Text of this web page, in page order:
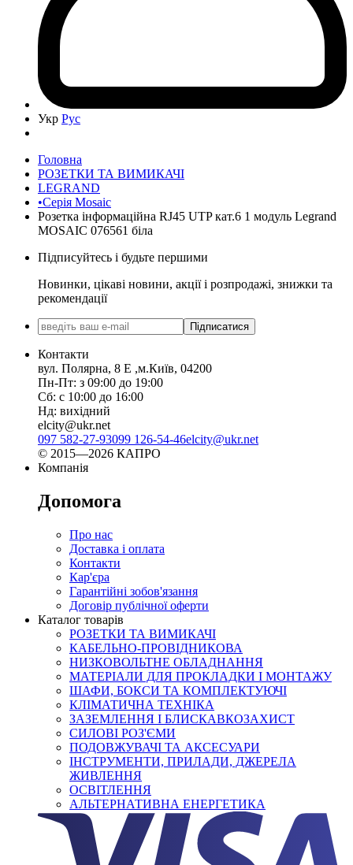
Укр Рус
Головна
РОЗЕТКИ ТА ВИМИКАЧІ
LEGRAND
•Серія Mosaic
Розетка інформаційна RJ45 UTP кат.6 1 модуль Legrand
MOSAIC 076561 біла
Підписуйтесь і будьте першими
Новинки, цікаві новини, акції і розпродажі, знижки та
рекомендації
Підписатися
Контакти
вул. Полярна, 8 Е ,м.Київ, 04200
Пн-Пт: з 09:00 до 19:00
Сб: с 10:00 до 16:00
Нд: вихідний
elcity@ukr.net
097 582-27-93099 126-54-46elcity@ukr.net
© 2015—2026 КАПРО
Компанія
Допомога
Про нас
Доставка і оплата
Контакти
Кар'єра
Гарантійні зобов'язання
Договір публічної оферти
Каталог товарів
РОЗЕТКИ ТА ВИМИКАЧІ
КАБЕЛЬНО-ПРОВІДНИКОВА
НИЗКОВОЛЬТНЕ ОБЛАДНАННЯ
МАТЕРІАЛИ ДЛЯ ПРОКЛАДКИ І МОНТАЖУ
ШАФИ, БОКСИ ТА КОМПЛЕКТУЮЧІ
КЛІМАТИЧНА ТЕХНІКА
ЗАЗЕМЛЕННЯ І БЛИСКАВКОЗАХИСТ
СИЛОВІ РОЗ'ЄМИ
ПОДОВЖУВАЧІ ТА АКСЕСУАРИ
ІНСТРУМЕНТИ, ПРИЛАДИ, ДЖЕРЕЛА
ЖИВЛЕННЯ
ОСВІТЛЕННЯ
АЛЬТЕРНАТИВНА ЕНЕРГЕТИКА